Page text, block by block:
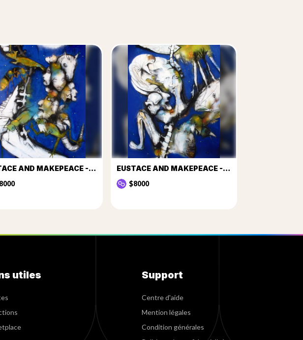
EUSTACE AND MAKEPEACE - THEIR FINAL ENCOUNTER III
EUSTACE AND MAKEPEACE - THEIR FINAL ENCOUNTER IV
$8000
utiles Support
Centre d'aide
Mention légales
Condition générales